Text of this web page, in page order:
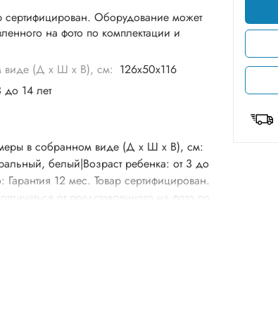
сертифицирован. Оборудование может
на фото по комплектации и
виде (Д х Ш х В), см: 126х50х116
до 14 лет
в собранном виде (Д х Ш х В), см:
белый|Возраст ребенка: от 3 до
Гарантия 12 мес. Товар сертифицирован.
от представленного на фото по
элементов